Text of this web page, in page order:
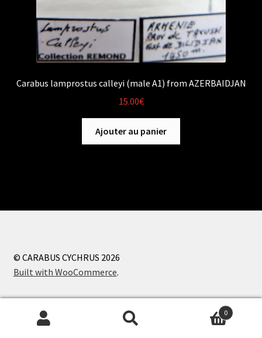
Carabus lamprostus calleyi (male A1) from AZERBAIDJAN
15.00€
Ajouter au panier
© CARABUS CYCHRUS 2026
Built with WooCommerce.
Recherche
Recherche
0